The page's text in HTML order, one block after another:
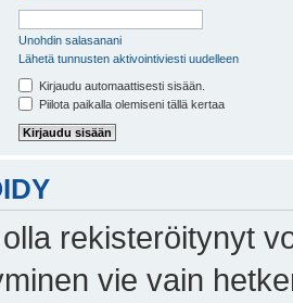
Unohdin salasanani
Lähetä tunnusten aktivointiviesti uudelleen
Kirjaudu automaattisesti sisään.
Piilota paikalla olemiseni tällä kertaa
rekisteröitynyt
vie vain